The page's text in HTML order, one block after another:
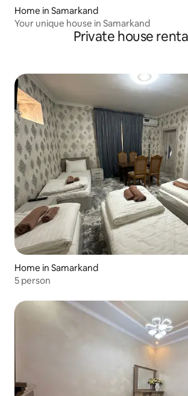
Home in Samarkand
Your unique house in Samarkand
Private house
Home in Samarkand
5 person